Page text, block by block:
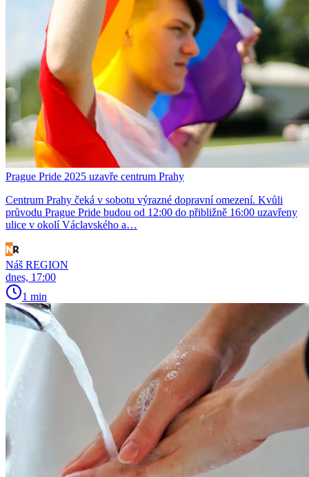
Prague Pride 2025 uzavře centrum Prahy
Centrum Prahy čeká v sobotu výrazné dopravní omezení. Kvůli
průvodu Prague Pride budou od 12:00 do přibližně 16:00 uzavřeny
ulice v okolí Václavského a…
Náš REGION
dnes, 17:00
1 min